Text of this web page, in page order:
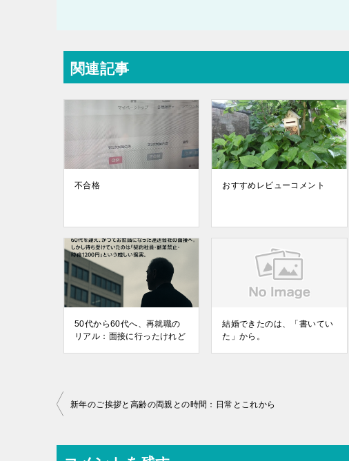
関連記事
不合格 おすすめレビューコメント
50代から60代へ、再就職の
リアル：面接に行ったけれど
結婚できたのは、「書いてい
た」から。
投
ナ
新年のご挨拶と高齢の両親との時間：日常とこれから